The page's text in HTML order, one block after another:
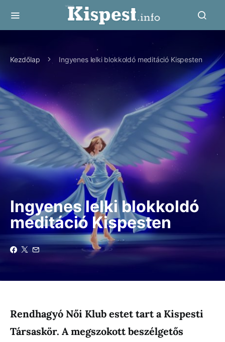
Kezdőlap Ingyenes lelki blokkoldó meditáció Kispesten
Ingyenes lelki blokkoldó
meditáció Kispesten
Rendhagyó Női Klub estet tart a Kispesti
Társaskör. A megszokott beszélgetős